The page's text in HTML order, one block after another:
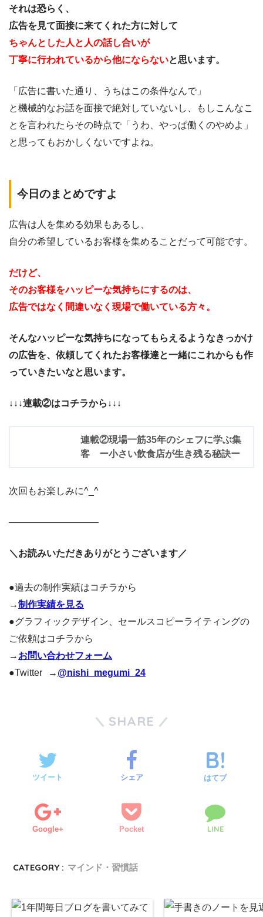
それは恐らく、
広告を見て面接に来てくれた方に対して
ちゃんとした人と人の話し合いが
丁寧に行われているから他にならないと思います。
「広告に書いた通り、うちはこの条件なんで」
と機械的なお話を面接で絶対していないし、もしこんなこ
とを言われたらその時点で「うわ、やっぱ働くのやめよ」
と思ってもおかしくないですよね。
今日のまとめですよ
広告は人を集める効果もあるし、
自分の希望しているお客様を集めることだって可能です。
だけど、
そのお客様をハッピーな気持ちにするのは、
広告ではなく間違いなく現場で働いている方々。
そんなハッピーな気持ちになってもらえるようなきっかけ
の広告を、依頼してくれたお客様達と一緒にこれからも作
っていきたいなと思います。
↓↓↓連載②はコチラから↓↓↓
連載②現場一筋35年のシェフに学ぶ集
客 ー小さい飲食店が生き残る秘訣ー
次回もお楽しみに^_^
—————————–
＼お読みいただきありがとうございます／
●過去の制作実績はコチラから
→制作実績を見る
●グラフィックデザイン、セールスコピーライティングの
ご依頼はコチラから
→ お問い合わせフォーム
●Twitter → @nishi_megumi_24
SHARE
ツイート シェア はてブ
Google+ Pocket LINE
CATEGORY : マインド・習慣話